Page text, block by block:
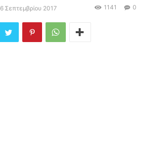
6 Σεπτεμβρίου 2017 0
1141